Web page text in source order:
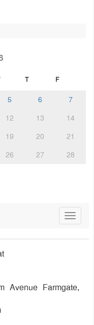
T F
5 6
7
12 13
14
19 20
21
26 27
28
Toggle
Avenue Farmgate,